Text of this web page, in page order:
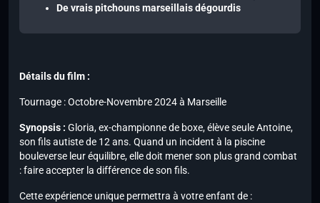
De vrais pitchouns marseillais dégourdis
Détails du film :
Tournage : Octobre-Novembre 2024 à Marseille
Synopsis : Gloria, ex-championne de boxe, élève seule Antoine,
son fils autiste de 12 ans. Quand un incident à la piscine
bouleverse leur équilibre, elle doit mener son plus grand combat
: faire accepter la différence de son fils.
Cette expérience unique permettra à votre enfant de :